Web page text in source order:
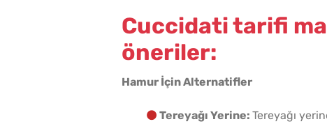
Cuccidati tarifi
öneriler:
Hamur İçin Alternatifler
Tereyağı Yerine: Tereyağı